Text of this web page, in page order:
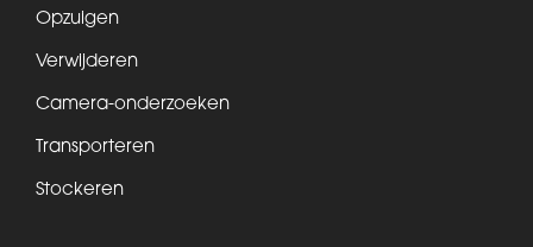
Opzuigen
Verwijderen
Camera-onderzoeken
Transporteren
Stockeren